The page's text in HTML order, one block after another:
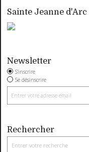
Sainte Jeanne d'Arc
Newsletter
S'inscrire
Se désinscrire
Rechercher